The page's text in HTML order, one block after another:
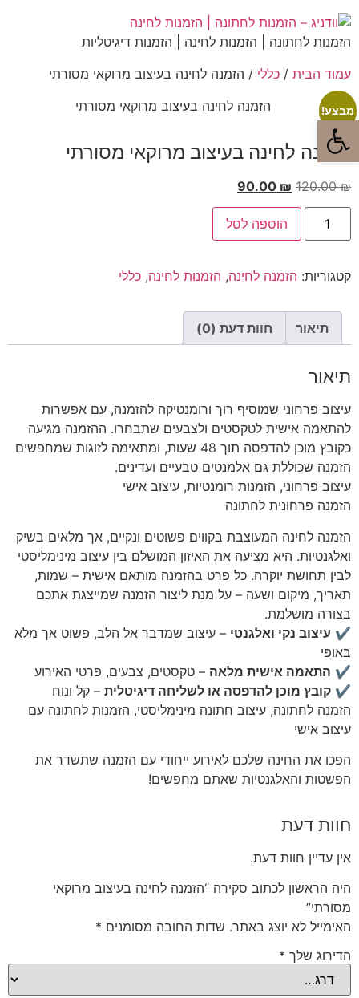
פתח סרגל נגישות
הזמנות לחתונה | הזמנות לחינה | הזמנות דיגיטליות
עמוד הבית / כללי / הזמנה לחינה בעיצוב מרוקאי מסורתי
מבצע!
הזמנה לחינה בעיצוב מרוקאי מסורתי
120.00₪
90.00 ₪
הוספה לסל
קטגוריות: הזמנה לחינה, הזמנות לחינה, כללי
תיאור חוות דעת (0)
תיאור
עיצוב פרחוני שמוסיף רוך ורומנטיקה להזמנה, עם אפשרות
להתאמה אישית לטקסטים ולצבעים שתבחרו. ההזמנה מגיעה
כקובץ מוכן להדפסה תוך 48 שעות, ומתאימה לזוגות שמחפשים
הזמנה שכוללת גם אלמנטים טבעיים ועדינים.
עיצוב פרחוני, הזמנות רומנטיות, עיצוב אישי
הזמנה פרחונית לחתונה
הזמנה לחינה המעוצבת בקווים פשוטים ונקיים, אך מלאים בשיק
ואלגנטיות. היא מציעה את האיזון המושלם בין עיצוב מינימליסטי
לבין תחושת יוקרה. כל פרט בהזמנה מותאם אישית – שמות,
תאריך, מיקום ושעה – על מנת ליצור הזמנה שמייצגת אתכם
בצורה מושלמת.
✔ עיצוב נקי ואלגנטי – עיצוב שמדבר אל הלב, פשוט אך מלא
באופי
✔ התאמה אישית מלאה – טקסטים, צבעים, פרטי האירוע
✔ קובץ מוכן להדפסה או לשליחה דיגיטלית – קל ונוח
הזמנה לחתונה, עיצוב חתונה מינימליסטי, הזמנות לחתונה עם
עיצוב אישי
הפכו את החינה שלכם לאירוע ייחודי עם הזמנה שתשדר את
הפשטות והאלגנטיות שאתם מחפשים!
חוות דעת
אין עדיין חוות דעת.
היה הראשון לכתוב סקירה “הזמנה לחינה בעיצוב מרוקאי
מסורתי”
האימייל לא יוצג באתר. שדות החובה מסומנים *
הדירוג שלך *